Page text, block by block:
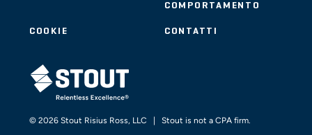
COMPORTAMENTO
COOKIE CONTATTI
STOUT LOGO
© 2026 Stout Risius Ross, LLC | Stout is not a CPA firm.